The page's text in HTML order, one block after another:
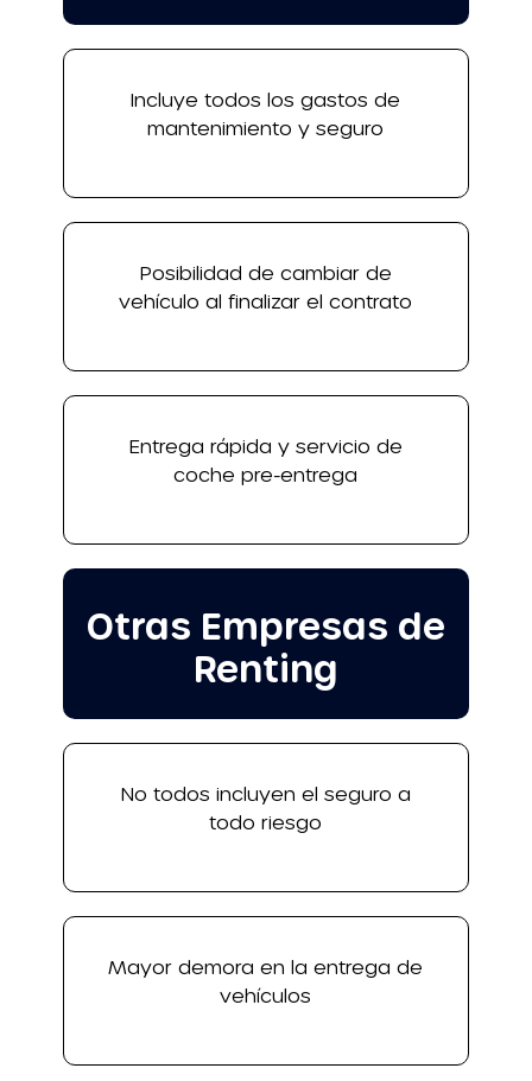
Otras Empresas de
Renting
Incluye todos los gastos de
mantenimiento y seguro
No todos incluyen el seguro a
todo riesgo
Posibilidad de cambiar de
vehículo al finalizar el contrato
Mayor demora en la entrega de
vehículos
Entrega rápida y servicio de
coche pre-entrega